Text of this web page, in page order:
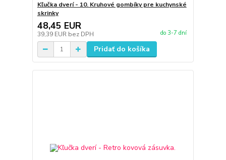
Kľučka dverí - 10. Kruhové gombíky pre kuchynské
skrinky
48,45 EUR
39,39 EUR bez DPH do 3-7 dní
Pridať do košíka